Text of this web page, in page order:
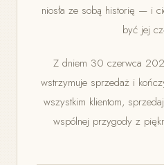
niosła ze sobą historię — i
być jej
Z dniem 30 czerwca
wstrzymuje sprzedaż i
wszystkim klientom,
wspólnej przygody z